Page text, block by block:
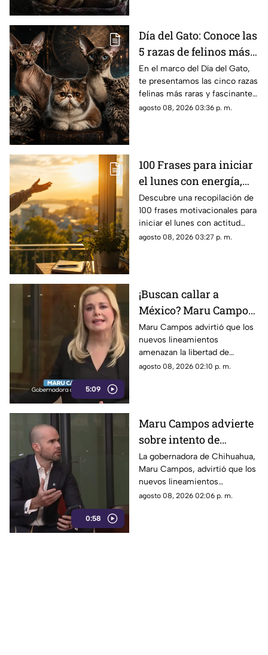
Día del Gato: Conoce las
5 razas de felinos más
raras del mundo
En el marco del Día del Gato,
te presentamos las cinco razas
felinas más raras y fascinantes
del planeta por sus singulares
agosto 08, 2026 03:36 p. m.
100 Frases para iniciar
el lunes con energía,
motivación y éxito
Descubre una recopilación de
100 frases motivacionales para
iniciar el lunes con actitud
positiva, superar la rutina y
agosto 08, 2026 03:27 p. m.
5:09
¡Buscan callar a
México? Maru Campos
rechaza regulaciones
que amenazan la
libertad de expresión y
sancionan a la prensa
Maru Campos advirtió que los
nuevos lineamientos
amenazan la libertad de
expresión al permitir al poder
agosto 08, 2026 02:10 p. m.
0:58
Maru Campos advierte
sobre intento de
censura del Gobierno
Federal bajo la nueva
ley que controla a los
medios
La gobernadora de Chihuahua,
Maru Campos, advirtió que los
nuevos lineamientos
impulsados por el Gobierno
agosto 08, 2026 02:06 p. m.